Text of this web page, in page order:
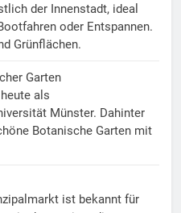
der Innenstadt, ideal
oder Entspannen.
Grünflächen.
Garten
als
Münster. Dahinter
Botanische Garten mit
ist bekannt für